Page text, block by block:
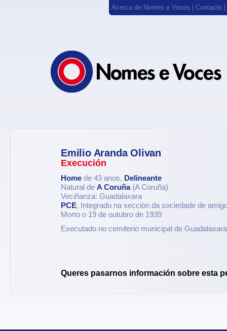
Acerca de Nomes e Voces Contacto
Emilio Aranda Olivan
Execución
Home de 43 anos, Delineante
Natural de A Coruña(A Coruña)
Veciñanza: Guadalaxara
PCE, Integrado na sección da sociedade de
Morto o 19 de outubro de 1939
Executado no cemiterio municipal de Guadalaxara
Queres pasarnos información sobre esta